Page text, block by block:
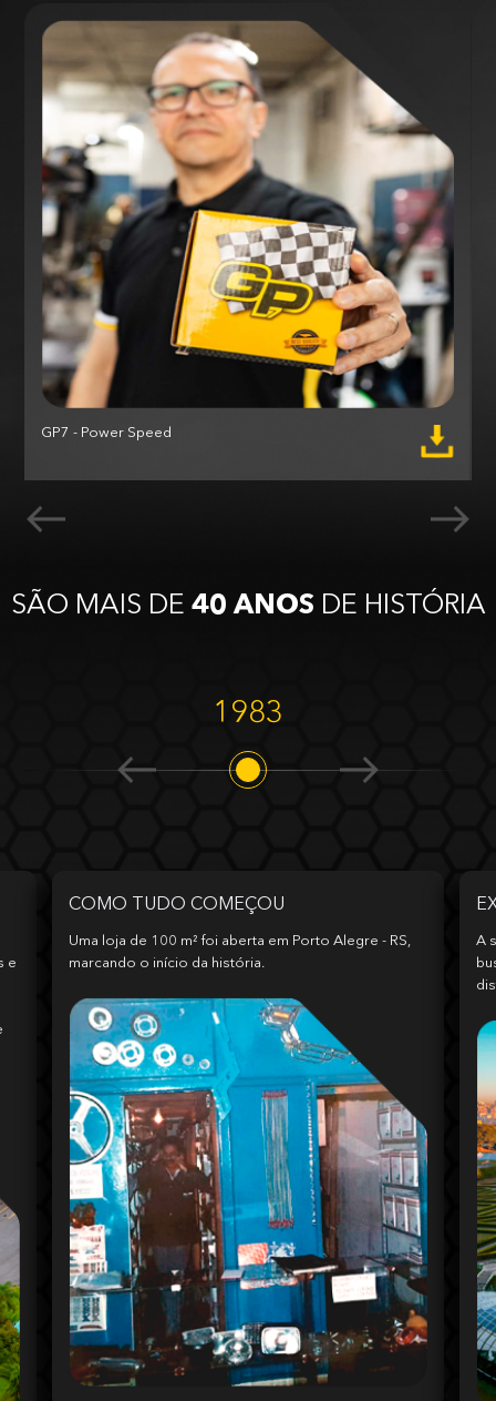
GP7 - Power Speed
SÃO MAIS DE 40 ANOS DE HISTÓRIA
1983
e
COMO TUDO COMEÇOU
Uma loja de 100 m² foi aberta em Porto Alegre - RS,
marcando o início da história.
A